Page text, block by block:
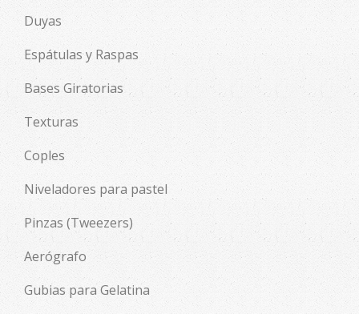
Duyas
Espátulas y Raspas
Bases Giratorias
Texturas
Coples
Niveladores para pastel
Pinzas (Tweezers)
Aerógrafo
Gubias para Gelatina